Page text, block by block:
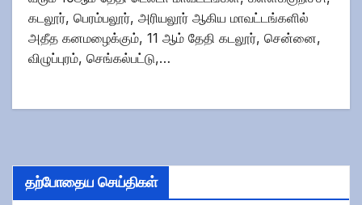
கடலூர், பெரம்பலூர், அரியலூர் ஆகிய மாவட்டங்களில்
அதீத கனமழைக்கும், 11 ஆம் தேதி கடலூர், சென்னை,
விழுப்புரம், செங்கல்பட்டு,…
தற்போதைய செய்திகள்